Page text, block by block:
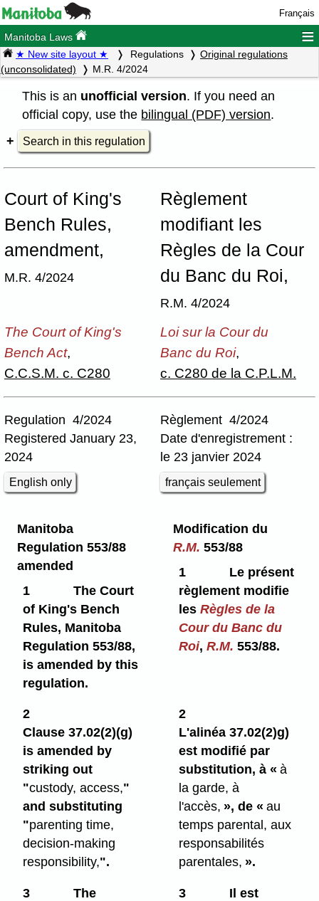
Français
Manitoba Laws ≡
★ New site layout ★ Regulations
Original regulations
(unconsolidated)
M.R. 4/2024
This is an unofficial version. If you need an
official copy, use the bilingual (PDF) version.
Search in this regulation
Court of King's
Bench Rules,
amendment,
M.R. 4/2024
Règlement
modifiant les
Règles de la Cour
du Banc du Roi,
R.M. 4/2024
The Court of King's
Bench Act,
C.C.S.M. c. C280
Loi sur la Cour du
Banc du Roi,
c. C280 de la C.P.L.M.
Regulation 4/2024
Registered January 23,
2024
English only
Règlement 4/2024
Date d'enregistrement :
le 23 janvier 2024
français seulement
Manitoba
Regulation 553/88
amended
1
The Court
of King's Bench
Rules, Manitoba
Regulation 553/88,
is amended by this
regulation.
Modification du
R.M. 553/88
1
Le présent
règlement modifie
lesRègles de la
Cour du Banc du
Roi,R.M.553/88.
2
Clause 37.02(2)⁠(g)
is amended by
striking out
"custody, access,"
and substituting
"parenting time,
decision-making
responsibility,".
2
L'alinéa 37.02(2)g)
est modifié par
substitution, à «à
la garde, à
l'accès, », de «au
temps parental, aux
responsabilités
parentales, ».
3
The
3
Il est